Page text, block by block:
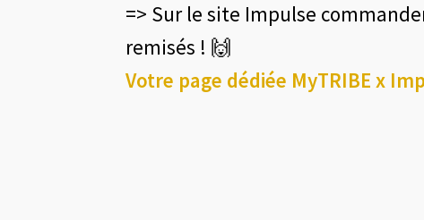
=> Sur le site Impulse
remisés ! 🙌
Votre page dédiée MyTRIBE x